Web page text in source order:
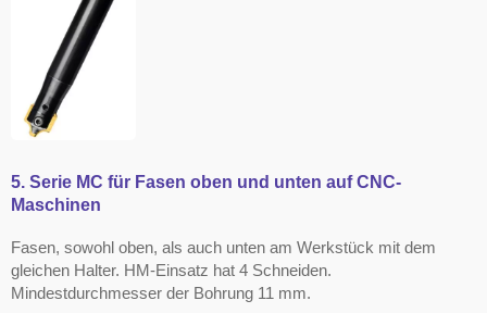
5. Serie MC für Fasen oben und unten auf CNC-
Maschinen
Fasen, sowohl oben, als auch unten am Werkstück mit dem
gleichen Halter. HM-Einsatz hat 4 Schneiden.
Mindestdurchmesser der Bohrung 11 mm.